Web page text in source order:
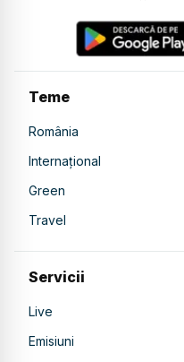
Teme
România
Internațional
Green
Travel
Servicii
Live
Emisiuni